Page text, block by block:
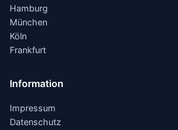
Hamburg
München
Köln
Frankfurt
Information
Impressum
Datenschutz